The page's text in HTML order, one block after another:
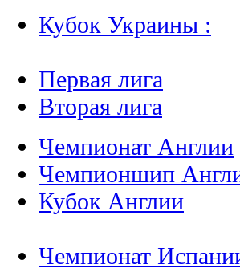
Кубок Украины :
Первая лига
Вторая лига
Чемпионат Англии
Чемпионшип
Кубок Англии
Чемпионат